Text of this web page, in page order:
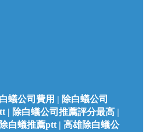
蟻公司費用 | 除白蟻公司
| 除白蟻公司推薦評分最高 |
白蟻推薦ptt | 高雄除白蟻公